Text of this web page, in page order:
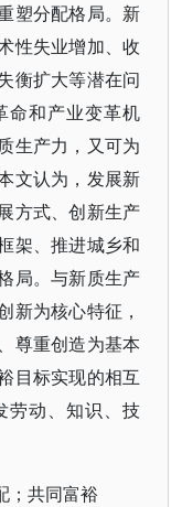
塑分配格局。新
性失业增加、收
衡扩大等潜在问
命和产业变革机
生产力，又可为
文认为，发展新
方式、创新生产
架、推进城乡和
局。与新质生产
新为核心特征，
尊重创造为基本
目标实现的相互
劳动、知识、技
；共同富裕